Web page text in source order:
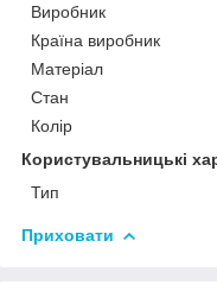
Виробник
Країна виробник
Матеріал
Стан
Колір
Користувальницькі
Тип
Приховати